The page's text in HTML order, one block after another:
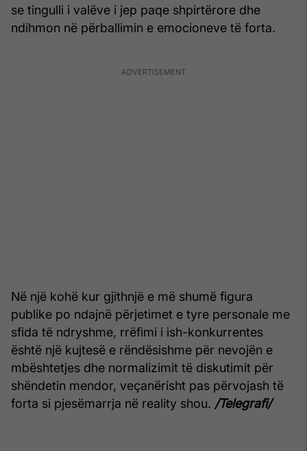
se tingulli i valëve i jep paqe shpirtërore dhe
ndihmon në përballimin e emocioneve të forta.
Në një kohë kur gjithnjë e më shumë figura
publike po ndajnë përjetimet e tyre personale me
sfida të ndryshme, rrëfimi i ish-konkurrentes
është një kujtesë e rëndësishme për nevojën e
mbështetjes dhe normalizimit të diskutimit për
shëndetin mendor, veçanërisht pas përvojash të
forta si pjesëmarrja në reality shou. /Telegrafi/